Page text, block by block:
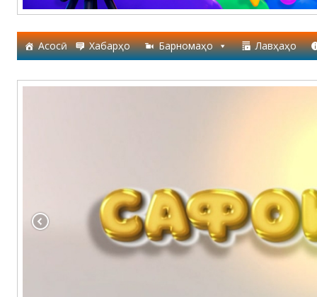
Асосӣ Хабарҳо Барномаҳо Лавҳаҳо